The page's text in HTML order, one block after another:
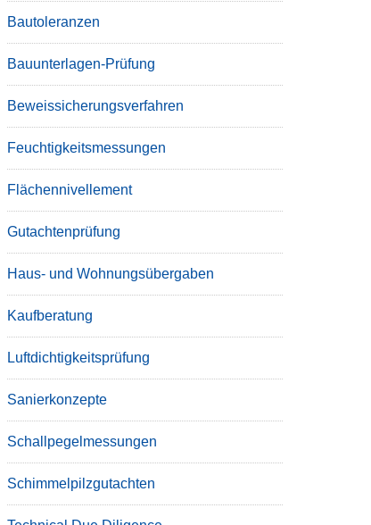
Bautoleranzen
Bauunterlagen-Prüfung
Beweissicherungsverfahren
Feuchtigkeitsmessungen
Flächennivellement
Gutachtenprüfung
Haus- und Wohnungsübergaben
Kaufberatung
Luftdichtigkeitsprüfung
Sanierkonzepte
Schallpegelmessungen
Schimmelpilzgutachten